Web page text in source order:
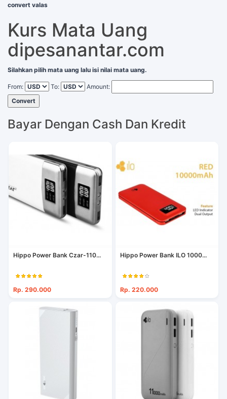
convert valas
Kurs Mata Uang
dipesanantar.com
Silahkan pilih mata uang lalu isi nilai mata uang.
From: To:
Amount:
Convert
Bayar Dengan Cash Dan Kredit
Hippo Power Bank Czar-110...
Rp. 290.000
Hippo Power Bank ILO 1000...
Rp. 220.000